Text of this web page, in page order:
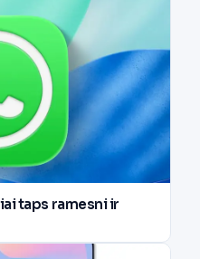
taps ramesni ir